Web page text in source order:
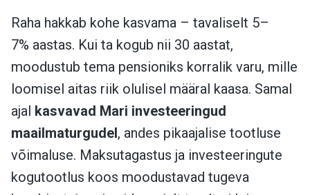
Raha hakkab kohe kasvama – tavaliselt 5–
7% aastas. Kui ta kogub nii 30 aastat,
moodustub tema pensioniks korralik varu, mille
loomisel aitas riik olulisel määral kaasa. Samal
ajal kasvavad Mari investeeringud
maailmaturgudel, andes pikaajalise tootluse
võimaluse. Maksutagastus ja investeeringute
kogutootlus koos moodustavad tugeva